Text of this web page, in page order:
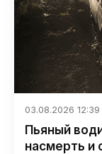
03.08.2026 12:39
Пьяный
насмерть и